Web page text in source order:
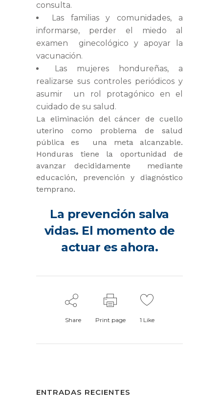
consulta.
Las familias y comunidades, a
informarse, perder el miedo al
examen ginecológico y apoyar la
vacunación.
Las mujeres hondureñas, a
realizarse sus controles periódicos y
asumir un rol protagónico en el
cuidado de su salud.
La eliminación del cáncer de cuello
uterino como problema de salud
pública es una meta alcanzable.
Honduras tiene la oportunidad de
avanzar decididamente mediante
educación, prevención y diagnóstico
temprano.
La prevención salva
vidas. El momento de
actuar es ahora.
Share Print page 1 Like
ENTRADAS RECIENTES